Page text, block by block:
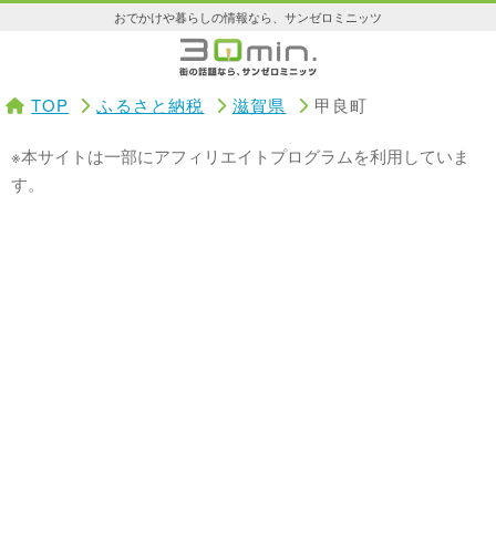
おでかけや暮らしの情報なら、サンゼロミニッツ
TOP ふるさと納税 滋賀県 甲良町
※本サイトは一部にアフィリエイトプログラムを利用していま
す。